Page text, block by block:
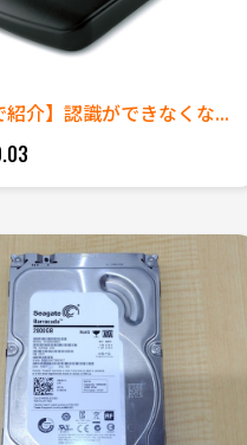
紹介】認識ができなくな...